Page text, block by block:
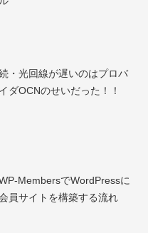
・光回線が遅いのはプロバ
イダOCNのせいだった！！
MembersでWordPressに
員サイトを構築する流れ